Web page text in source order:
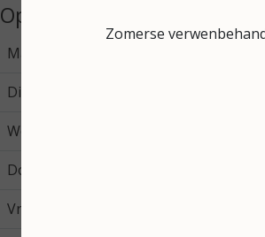
Openingstijden
Maandag
Dinsdag
Woensdag
Donderdag
Vrijdag
Zomerse